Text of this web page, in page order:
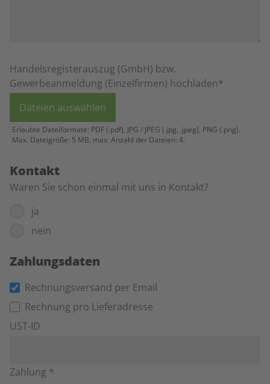
Handelsregisterauszug (GmbH) bzw.
Gewerbeanmeldung (Einzelfirmen) hochladen*
Dateien auswählen
Erlaubte Dateiformate: PDF (.pdf), JPG / JPEG (.jpg, .jpeg), PNG (.png).
Max. Dateigröße: 5 MB, max. Anzahl der Dateien: 4.
Kontakt
Waren Sie schon einmal mit uns in Kontakt?
ja
nein
Zahlungsdaten
Rechnungsversand per Email
Rechnung pro Lieferadresse
UST-ID
Zahlung *